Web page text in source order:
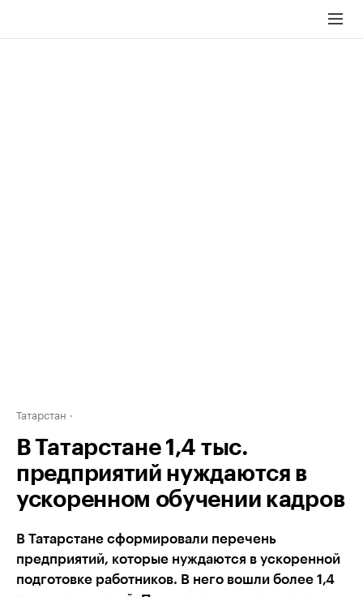
Татарстан
В Татарстане 1,4 тыс.
предприятий нуждаются в
ускоренном обучении кадров
В Татарстане сформировали перечень
предприятий, которые нуждаются в ускоренной
подготовке работников. В него вошли более 1,4